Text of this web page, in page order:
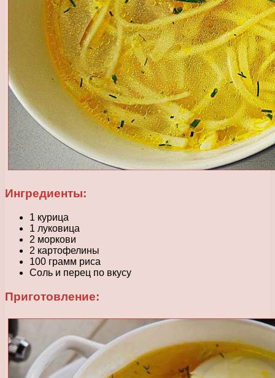
Ингредиенты:
1 курица
1 луковица
2 моркови
2 картофелины
100 грамм риса
Соль и перец по вкусу
Приготовление: